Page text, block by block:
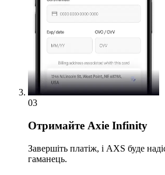
03
Отримайте Axie Infinity
Завершіть платіж, і AXS буде
гаманець.